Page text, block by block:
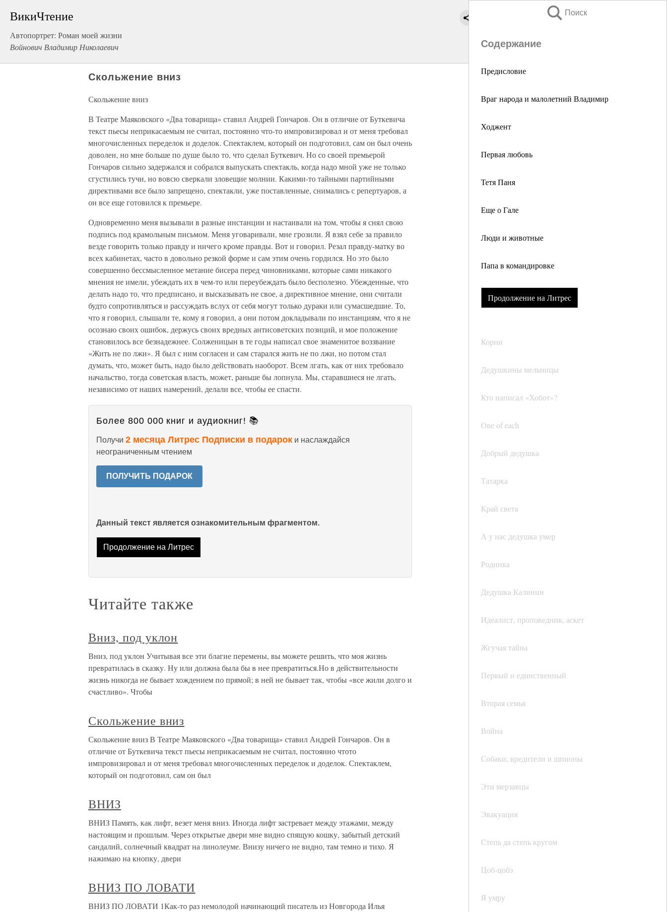
ВикиЧтение
Автопортрет: Роман моей жизни
Войнович Владимир Николаевич
Поиск
Содержание
Предисловие
Враг народа и малолетний Владимир
Ходжент
Первая любовь
Тетя Паня
Еще о Гале
Люди и животные
Папа в командировке
Продолжение на Литрес
Корни
Дедушкины мельницы
Кто написал «Хобот»?
One of each
Добрый дедушка
Татарка
Край света
А у нас дедушка умер
Родинка
Дедушка Калинин
Идеалист, проповедник, аскет
Жгучая тайна
Первый и единственный
Вторая семья
Война
Собаки, вредители и шпионы
Эти мерзавцы
Эвакуация
Степь да степь кругом
Цоб-цобэ
Я умру
Скольжение вниз
Скольжение вниз
В Театре Маяковского «Два товарища» ставил Андрей Гончаров. Он в отличие от Буткевича
текст пьесы неприкасаемым не считал, постоянно что-то импровизировал и от меня требовал
многочисленных переделок и доделок. Спектаклем, который он подготовил, сам он был очень
доволен, но мне больше по душе было то, что сделал Буткевич. Но со своей премьерой
Гончаров сильно задержался и собрался выпускать спектакль, когда надо мной уже не только
сгустились тучи, но вовсю сверкали зловещие молнии. Какими-то тайными партийными
директивами все было запрещено, спектакли, уже поставленные, снимались с репертуаров, а
он все еще готовился к премьере.
Одновременно меня вызывали в разные инстанции и настаивали на том, чтобы я снял свою
подпись под крамольным письмом. Меня уговаривали, мне грозили. Я взял себе за правило
везде говорить только правду и ничего кроме правды. Вот и говорил. Резал правду-матку во
всех кабинетах, часто в довольно резкой форме и сам этим очень гордился. Но это было
совершенно бессмысленное метание бисера перед чиновниками, которые сами никакого
мнения не имели, убеждать их в чем-то или переубеждать было бесполезно. Убежденные, что
делать надо то, что предписано, и высказывать не свое, а директивное мнение, они считали
будто сопротивляться и рассуждать вслух от себя могут только дураки или сумасшедшие. То,
что я говорил, слышали те, кому я говорил, а они потом докладывали по инстанциям, что я не
осознаю своих ошибок, держусь своих вредных антисоветских позиций, и мое положение
становилось все безнадежнее. Солженицын в те годы написал свое знаменитое воззвание
«Жить не по лжи». Я был с ним согласен и сам старался жить не по лжи, но потом стал
думать, что, может быть, надо было действовать наоборот. Всем лгать, как от них требовало
начальство, тогда советская власть, может, раньше бы лопнула. Мы, старавшиеся не лгать,
независимо от наших намерений, делали все, чтобы ее спасти.
Более 800 000 книг и аудиокниг! 📚
Получи 2 месяца Литрес Подписки в подарок и наслаждайся
неограниченным чтением
ПОЛУЧИТЬ ПОДАРОК
Данный текст является ознакомительным фрагментом.
Продолжение на Литрес
Читайте также
Вниз, под уклон
Вниз, под уклон Учитывая все эти благие перемены, вы можете решить, что моя жизнь
превратилась в сказку. Ну или должна была бы в нее превратиться.Но в действительности
жизнь никогда не бывает хождением по прямой; в ней не бывает так, чтобы «все жили долго и
счастливо». Чтобы
Скольжение вниз
Скольжение вниз В Театре Маяковского «Два товарища» ставил Андрей Гончаров. Он в
отличие от Буткевича текст пьесы неприкасаемым не считал, постоянно чтото
импровизировал и от меня требовал многочисленных переделок и доделок. Спектаклем,
который он подготовил, сам он был
ВНИЗ
ВНИЗ Память, как лифт, везет меня вниз. Иногда лифт застревает между этажами, между
настоящим и прошлым. Через открытые двери мне видно спящую кошку, забытый детский
сандалий, солнечный квадрат на линолеуме. Внизу ничего не видно, там темно и тихо. Я
нажимаю на кнопку, двери
ВНИЗ ПО ЛОВАТИ
ВНИЗ ПО ЛОВАТИ 1Как-то раз немолодой начинающий писатель из Новгорода Илья